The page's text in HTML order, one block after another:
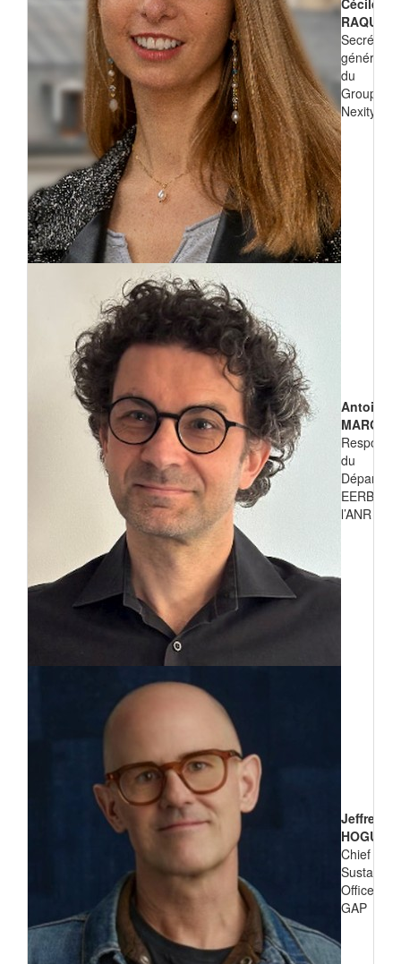
Cécile
RAQUIN
Secrétaire
générale
du
Groupe
Nexity
Antoine
du
EERB de
l’ANR
Jeffrey
HOGUE
Chief
Officer de
GAP